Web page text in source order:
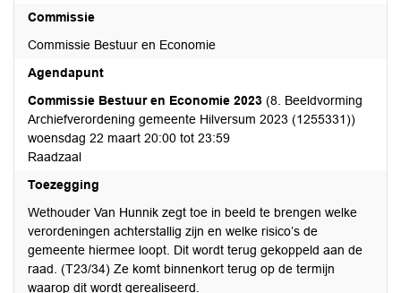
Commissie
Commissie Bestuur en Economie
Agendapunt
Commissie Bestuur en Economie 2023 (8. Beeldvorming
Archiefverordening gemeente Hilversum 2023 (1255331))
woensdag 22 maart 20:00 tot 23:59
Raadzaal
Toezegging
Wethouder Van Hunnik zegt toe in beeld te brengen welke
verordeningen achterstallig zijn en welke risico’s de
gemeente hiermee loopt. Dit wordt terug gekoppeld aan de
raad. (T23/34) Ze komt binnenkort terug op de termijn
waarop dit wordt gerealiseerd.